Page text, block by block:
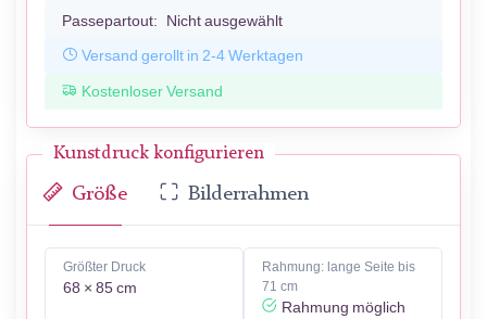
Passepartout: Nicht ausgewählt
Versand gerollt in 2-4 Werktagen
Kostenloser Versand
Kunstdruck konfigurieren
Größe Bilderrahmen
Größter Druck
68 × 85 cm
Rahmung: lange Seite bis
71 cm
Rahmung möglich